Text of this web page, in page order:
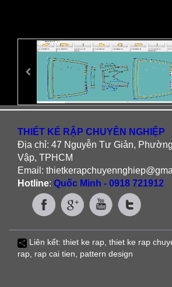
THIẾT KẾ RẬP CHUYÊN NGHIỆP
Địa chỉ: 47 Nguyễn Tư Giản,
Vập, TPHCM
Email:
Hotline: Quốc Minh - 0918 721912
Liên kết: thiet ke rap, thiet ke rap
rap, rap cai tien, pattern design